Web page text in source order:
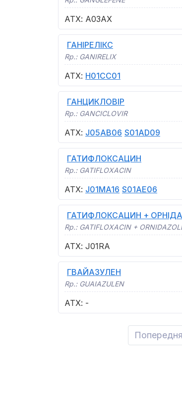
АТХ: A03AX
ГАНІРЕЛІКС
Rp.: GANIRELIX
АТХ: H01CC01
ГАНЦИКЛОВІР
Rp.: GANCICLOVIR
АТХ: J05AB06 S01AD09
ГАТИФЛОКСАЦИН
Rp.: GATIFLOXACIN
АТХ: J01MA16 S01AE06
ГАТИФЛОКСАЦИН +
Rp.: GATIFLOXACIN +
АТХ: J01RA
ГВАЙАЗУЛЕН
Rp.: GUAIAZULEN
АТХ: -
Попередня